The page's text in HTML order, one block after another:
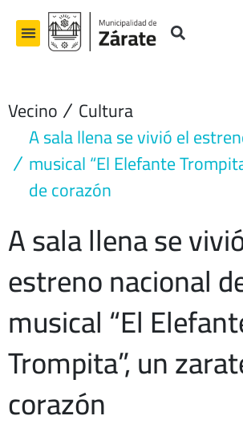
contenido
Vecino Cultura
A sala llena se vivió el
musical “El Elefante
de corazón
A sala llena se
estreno nacional
musical “El
Trompita”, un
corazón